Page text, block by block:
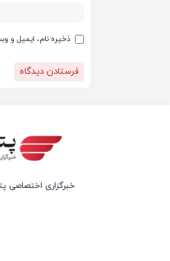
ذخیره نام، ایمیل و
خبرگزاری اختصاصی